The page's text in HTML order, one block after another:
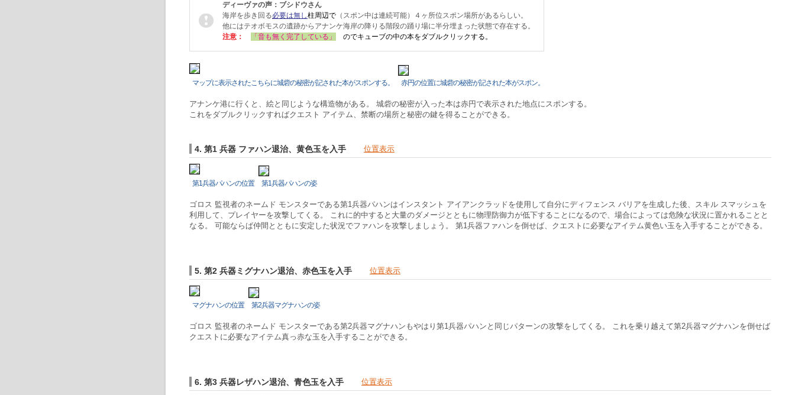
ディーヴァの声：ブシドウさん
海岸を歩き回る必要は無し柱周辺で （スポン中は連続可能）４ヶ所位スポン場所があるらしい。
他にはテオボモスの遺跡からアナンケ海岸の降りる階段の踊り場に半分埋まった状態で存在する。
注意：
「音も無く完了している」 のでキューブの中の本をダブルクリックする。
マップに表示されたこちらに城砦の秘密が記された本がスポンする。 赤円の位置に城砦の秘密が記された本がスポン。
アナンケ港に行くと、絵と同じような構造物がある。 城砦の秘密が入った本は赤円で表示された地点にスポンする。
これをダブルクリックすればクエスト アイテム、禁断の場所と秘密の鍵を得ることができる。
4. 第1 兵器 ファハン退治、黄色玉を入手 位置表示
第1兵器パハンの位置 第1兵器パハンの姿
ゴロス 監視者のネームド モンスターである第1兵器パハンはインスタント アイアンクラッドを使用して自分にディフェンス バリアを生成した後、スキル スマッシュを
利用して、プレイヤーを攻撃してくる。 これに的中すると大量のダメージとともに物理防御力が低下することになるので、場合によっては危険な状況に置かれることと
なる。 可能ならば仲間とともに安定した状況でファハンを攻撃しましょう。 第1兵器ファハンを倒せば、クエストに必要なアイテム黄色い玉を入手することができる。
5. 第2 兵器ミグナハン退治、赤色玉を入手 位置表示
マグナハンの位置 第2兵器マグナハンの姿
ゴロス 監視者のネームド モンスターである第2兵器マグナハンもやはり第1兵器パハンと同じパターンの攻撃をしてくる。 これを乗り越えて第2兵器マグナハンを倒せば
クエストに必要なアイテム真っ赤な玉を入手することができる。
6. 第3 兵器レザハン退治、青色玉を入手 位置表示